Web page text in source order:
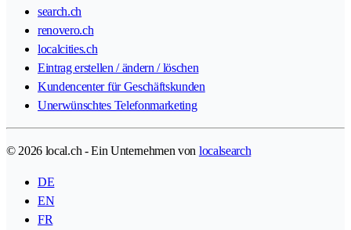
search.ch
renovero.ch
localcities.ch
Eintrag erstellen / ändern / löschen
Kundencenter für Geschäftskunden
Unerwünschtes Telefonmarketing
© 2026 local.ch - Ein Unternehmen von localsearch
DE
EN
FR